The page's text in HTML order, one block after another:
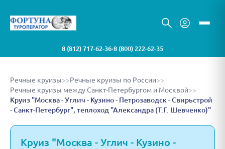
8 (812) 717-62-36•8 (800) 222-62-35
Речные круизы>>Речные круизы по России>>
Речные круизы между Санкт-Петербургом и Москвой>>
Круиз "Москва - Углич - Кузино - Петрозаводск - Свирьстрой
- Санкт-Петербург", теплоход "Александра (Т.Г. Шевченко)"
Круиз "Москва - Углич - Кузино -